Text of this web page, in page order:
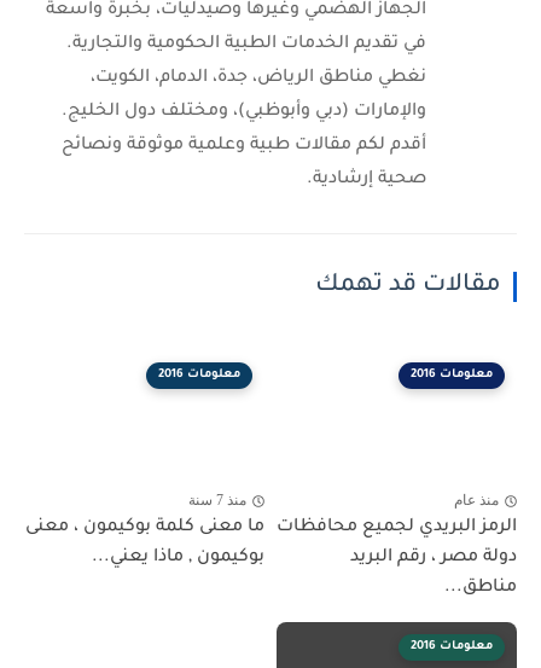
الجهاز الهضمي وغيرها وصيدليات، بخبرة واسعة
في تقديم الخدمات الطبية الحكومية والتجارية.
نغطي مناطق الرياض، جدة، الدمام، الكويت،
والإمارات (دبي وأبوظبي)، ومختلف دول الخليج.
أقدم لكم مقالات طبية وعلمية موثوقة ونصائح
صحية إرشادية.
مقالات قد تهمك
معلومات 2016
منذ عام
الرمز البريدي لجميع محافظات
دولة مصر ، رقم البريد
مناطق...
معلومات 2016
منذ 7 سنة
ما معنى كلمة بوكيمون ، معنى
بوكيمون , ماذا يعني...
معلومات 2016